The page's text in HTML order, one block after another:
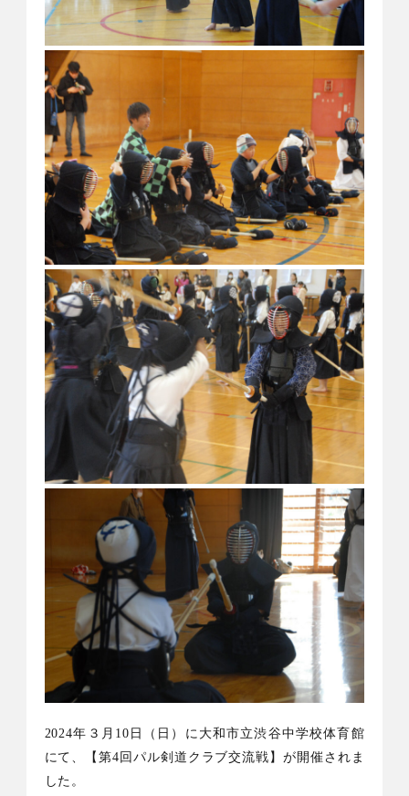
2024年３月 10 日（日）に大和市立渋谷中学校体育館
にて、【第4回パル剣道クラブ交流戦】が開催されま
した。